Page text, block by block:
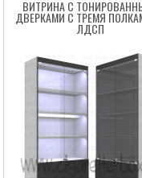
ВИТРИНА С
ДВЕРКАМИ С ТРЕМЯ
ЛДСП